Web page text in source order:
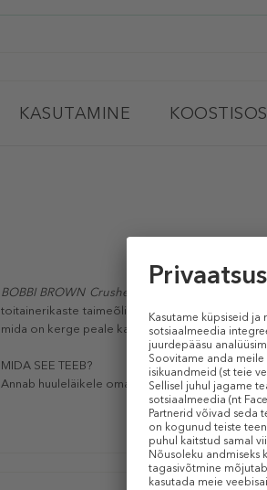
KASUTAMINE
BOBBI BROWN Crushed Oil-Infused Gloss Duo
toitainerikaste taimeõlide seguga, loovad
mida on kerge peale kanda ja mis annavad
MIDA SEE TEEB?
Annab huuleläikele omase sära, kuid ei kleepu.